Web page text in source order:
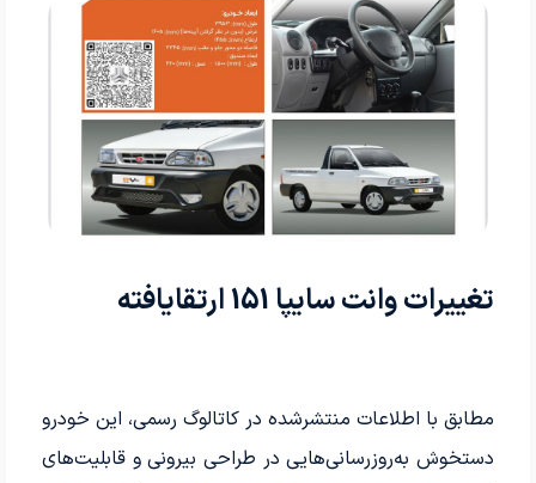
تغییرات وانت سایپا 151 ارتقایافته
مطابق با اطلاعات منتشرشده در کاتالوگ رسمی، این خودرو
دستخوش به‌روزرسانی‌هایی در طراحی بیرونی و قابلیت‌های